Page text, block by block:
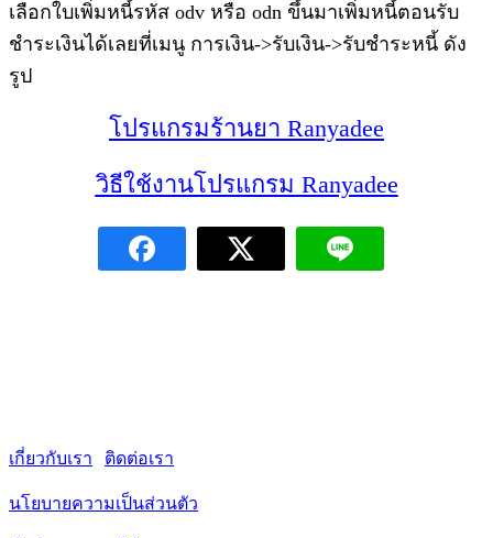
เลือกใบเพิ่มหนี้รหัส odv หรือ odn ขึ้นมาเพิ่มหนี้ตอนรับ
ชำระเงินได้เลยที่เมนู การเงิน->รับเงิน->รับชำระหนี้ ดัง
รูป
โปรแกรมร้านยา Ranyadee
วิธีใช้งานโปรแกรม Ranyadee
เกี่ยวกับเรา ติดต่อเรา
นโยบายความเป็นส่วนตัว